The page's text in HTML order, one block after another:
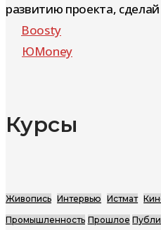
развитию проекта,
Boosty
ЮMoney
Курсы
Живопись Интервью Истмат
Промышленность Прошлое